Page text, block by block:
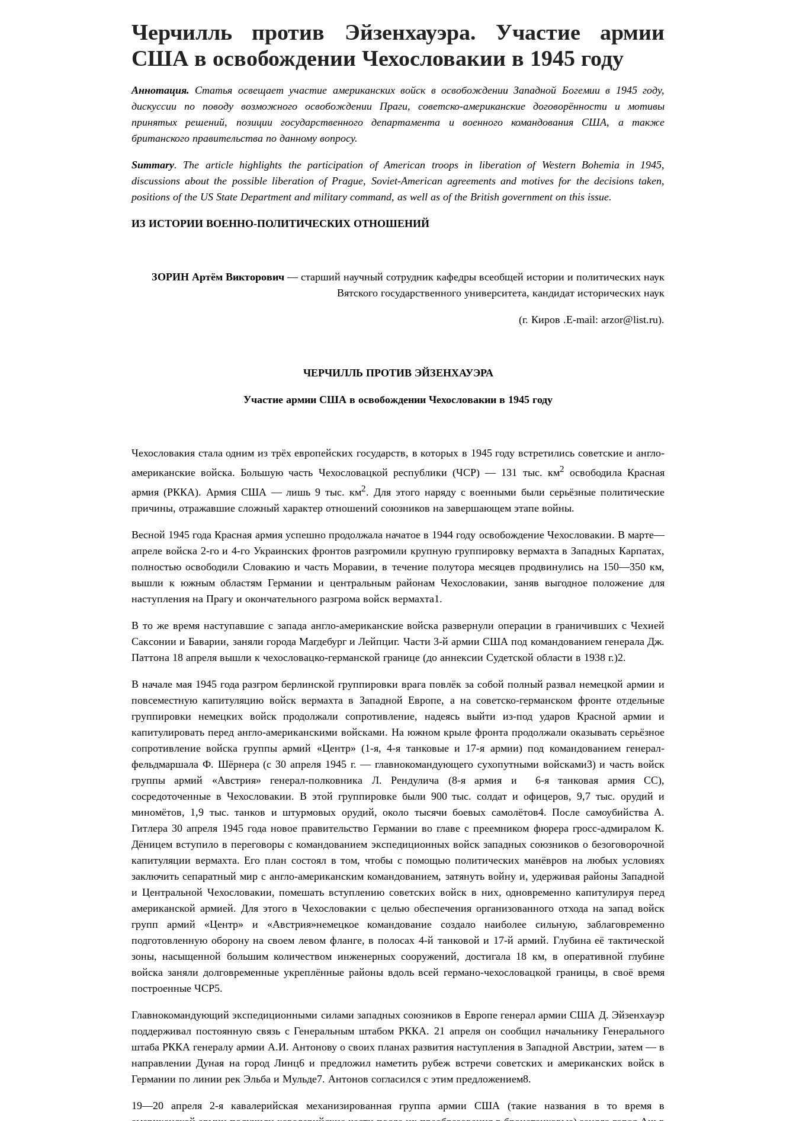
Черчилль против Эйзенхауэра. Участие армии
США в освобождении Чехословакии в 1945 году
Аннотация. Статья освещает участие американских войск в освобождении Западной Богемии в 1945 году,
дискуссии по поводу возможного освобождении Праги, советско-американские договорённости и мотивы
принятых решений, позиции государственного департамента и военного командования США, а также
британского правительства по данному вопросу.
Summary. The article highlights the participation of American troops in liberation of Western Bohemia in 1945,
discussions about the possible liberation of Prague, Soviet-American agreements and motives for the decisions taken,
positions of the US State Department and military command, as well as of the British government on this issue.
ИЗ ИСТОРИИ ВОЕННО-ПОЛИТИЧЕСКИХ ОТНОШЕНИЙ
ЗОРИН Артём Викторович — старший научный сотрудник кафедры всеобщей истории и политических наук
Вятского государственного университета, кандидат исторических наук
(г. Киров .E-mail: arzor@list.ru).
ЧЕРЧИЛЛЬ ПРОТИВ ЭЙЗЕНХАУЭРА
Участие армии США в освобождении Чехословакии в 1945 году
Чехословакия стала одним из трёх европейских государств, в которых в 1945 году встретились советские и англо-
американские войска. Большую часть Чехословацкой республики (ЧСР) — 131 тыс. км2
освободила Красная
армия (РККА). Армия США — лишь 9 тыс. км2. Для этого наряду с военными были серьёзные политические
причины, отражавшие сложный характер отношений союзников на завершающем этапе войны.
Весной 1945 года Красная армия успешно продолжала начатое в 1944 году освобождение Чехословакии. В марте—
апреле войска 2-го и 4-го Украинских фронтов разгромили крупную группировку вермахта в Западных Карпатах,
полностью освободили Словакию и часть Моравии, в течение полутора месяцев продвинулись на 150—350 км,
вышли к южным областям Германии и центральным районам Чехословакии, заняв выгодное положение для
наступления на Прагу и окончательного разгрома войск вермахта1.
В то же время наступавшие с запада англо-американские войска развернули операции в граничивших с Чехией
Саксонии и Баварии, заняли города Магдебург и Лейпциг. Части 3-й армии США под командованием генерала Дж.
Паттона 18 апреля вышли к чехословацко-германской границе (до аннексии Судетской области в 1938 г.)2.
В начале мая 1945 года разгром берлинской группировки врага повлёк за собой полный развал немецкой армии и
повсеместную капитуляцию войск вермахта в Западной Европе, а на советско-германском фронте отдельные
группировки немецких войск продолжали сопротивление, надеясь выйти из-под ударов Красной армии и
капитулировать перед англо-американскими войсками. На южном крыле фронта продолжали оказывать серьёзное
сопротивление войска группы армий «Центр» (1-я, 4-я танковые и 17-я армии) под командованием генерал-
фельдмаршала Ф. Шёрнера (с 30 апреля 1945 г. — главнокомандующего сухопутными войсками3) и часть войск
группы армий «Австрия» генерал-полковника Л. Рендулича (8-я армия и 6-я танковая армия СС),
сосредоточенные в Чехословакии. В этой группировке были 900 тыс. солдат и офицеров, 9,7 тыс. орудий и
миномётов, 1,9 тыс. танков и штурмовых орудий, около тысячи боевых самолётов4. После самоубийства А.
Гитлера 30 апреля 1945 года новое правительство Германии во главе с преемником фюрера гросс-адмиралом К.
Дёницем вступило в переговоры с командованием экспедиционных войск западных союзников о безоговорочной
капитуляции вермахта. Его план состоял в том, чтобы с помощью политических манёвров на любых условиях
заключить сепаратный мир с англо-американским командованием, затянуть войну и, удерживая районы Западной
и Центральной Чехословакии, помешать вступлению советских войск в них, одновременно капитулируя перед
американской армией. Для этого в Чехословакии с целью обеспечения организованного отхода на запад войск
групп армий «Центр» и «Австрия»немецкое командование создало наиболее сильную, заблаговременно
подготовленную оборону на своем левом фланге, в полосах 4-й танковой и 17-й армий. Глубина её тактической
зоны, насыщенной большим количеством инженерных сооружений, достигала 18 км, в оперативной глубине
войска заняли долговременные укреплённые районы вдоль всей германо-чехословацкой границы, в своё время
построенные ЧСР5.
Главнокомандующий экспедиционными силами западных союзников в Европе генерал армии США Д. Эйзенхауэр
поддерживал постоянную связь с Генеральным штабом РККА. 21 апреля он сообщил начальнику Генерального
штаба РККА генералу армии А.И. Антонову о своих планах развития наступления в Западной Австрии, затем — в
направлении Дуная на город Линц6 и предложил наметить рубеж встречи советских и американских войск в
Германии по линии рек Эльба и Мульде7. Антонов согласился с этим предложением8.
19—20 апреля 2-я кавалерийская механизированная группа армии США (такие названия в то время в